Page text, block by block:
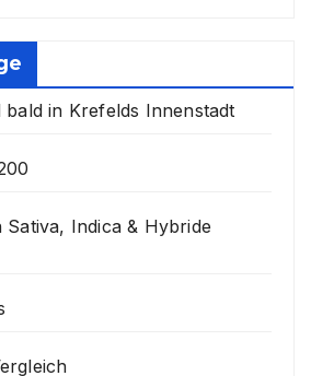
bald in Krefelds Innenstadt
Sativa, Indica & Hybride